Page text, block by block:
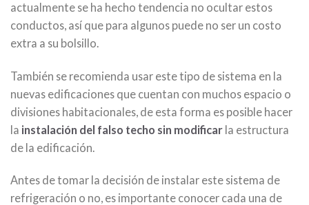
actualmente se ha hecho tendencia no ocultar estos
conductos, así que para algunos puede no ser un costo
extra a su bolsillo.
También se recomienda usar este tipo de sistema en la
nuevas edificaciones que cuentan con muchos espacio o
divisiones habitacionales, de esta forma es posible hacer
la instalación del falso techo sin modificar la estructura
de la edificación.
Antes de tomar la decisión de instalar este sistema de
refrigeración o no, es importante conocer cada una de